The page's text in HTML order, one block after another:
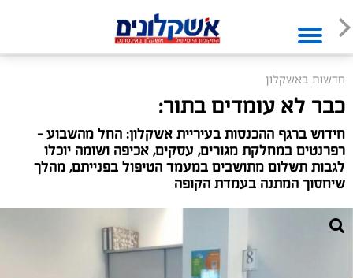
חדשות באשקלון
כבר לא עומדים בתור:
חידוש ברגף ההכנסות בעיריית אשקלון: החל מהשבוע -
רפרנטים במחלקת מגורים, עסקים, אכיפה ושומה יוכלו
לגבות תשלום מתושבים במעמד הטיפול בפנייתם, מהלך
שיחסוך המתנה בעמדת הקופה